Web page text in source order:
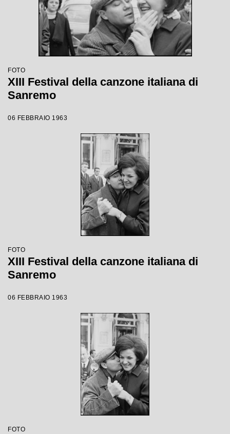
FOTO
XIII Festival della canzone italiana di
Sanremo
06 FEBBRAIO 1963
FOTO
XIII Festival della canzone italiana di
Sanremo
06 FEBBRAIO 1963
FOTO